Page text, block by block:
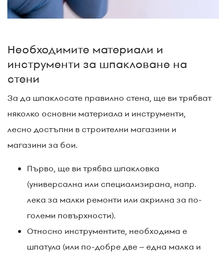
Необходимите материали и
инструменти за шпакловане на
стени
За да шпаклосате правилно стена, ще ви трябват
няколко основни материала и инструменти,
лесно достъпни в строителни магазини и
магазини за бои.
Първо, ще ви трябва шпакловка
(универсална или специализирана, напр.
лека за малки ремонти или акрилна за по-
големи повърхности).
Относно инструментите, необходима е
шпатула (или по-добре две – една малка и